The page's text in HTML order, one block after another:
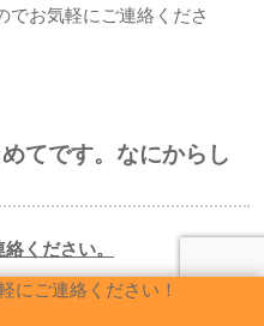
でお気軽にご連絡くださ
てです。なにからし
ください。
ださい。電話対応から丁
さいね。